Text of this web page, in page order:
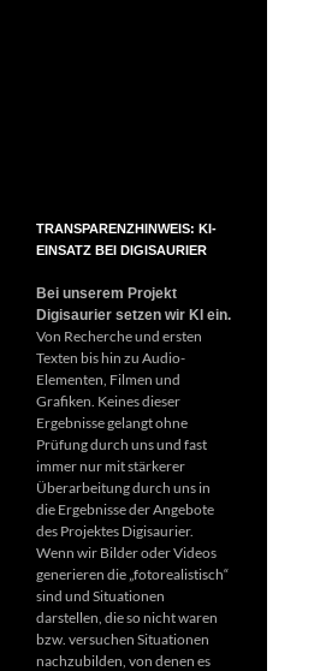
TRANSPARENZHINWEIS: KI-
EINSATZ BEI DIGISAURIER
Bei unserem Projekt
Digisaurier setzen wir KI ein.
Von Recherche und ersten
Texten bis hin zu Audio-
Elementen, Filmen und
Grafiken. Keines dieser
Ergebnisse gelangt ohne
Prüfung durch uns und fast
immer nur mit stärkerer
Überarbeitung durch uns in
die Ergebnisse der Angebote
des Projektes Digisaurier.
Wenn wir Bilder oder Videos
generieren die „fotorealistisch“
sind und Situationen
darstellen, die so nicht waren
bzw. versuchen Situationen
nachzubilden, von denen es